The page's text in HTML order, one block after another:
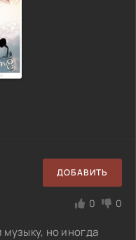
ДОБАВИТЬ
0 0
но иногда